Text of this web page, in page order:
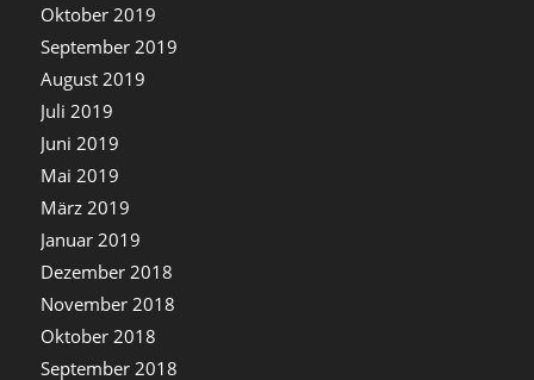
Oktober 2019
September 2019
August 2019
Juli 2019
Juni 2019
Mai 2019
März 2019
Januar 2019
Dezember 2018
November 2018
Oktober 2018
September 2018